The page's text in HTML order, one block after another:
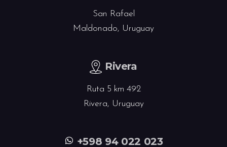
San Rafael
Maldonado, Uruguay
Rivera
Ruta 5 km 492
Rivera, Uruguay
+598 94 022 023